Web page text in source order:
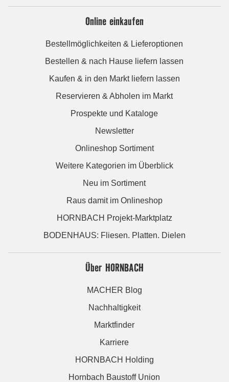
Online einkaufen
Bestellmöglichkeiten & Lieferoptionen
Bestellen & nach Hause liefern lassen
Kaufen & in den Markt liefern lassen
Reservieren & Abholen im Markt
Prospekte und Kataloge
Newsletter
Onlineshop Sortiment
Weitere Kategorien im Überblick
Neu im Sortiment
Raus damit im Onlineshop
HORNBACH Projekt-Marktplatz
BODENHAUS: Fliesen. Platten. Dielen
Über HORNBACH
MACHER Blog
Nachhaltigkeit
Marktfinder
Karriere
HORNBACH Holding
Hornbach Baustoff Union